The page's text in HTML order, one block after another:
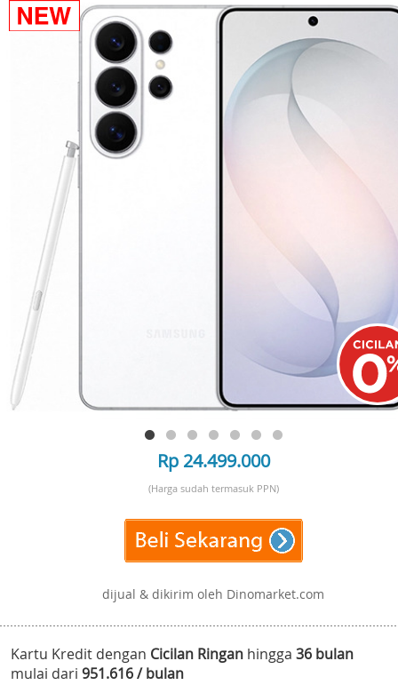
Rp 24.499.000
(Harga sudah termasuk PPN)
dijual & dikirim oleh Dinomarket.com
Kartu Kredit dengan Cicilan Ringan hingga 36 bulan
mulai dari 951.616 / bulan